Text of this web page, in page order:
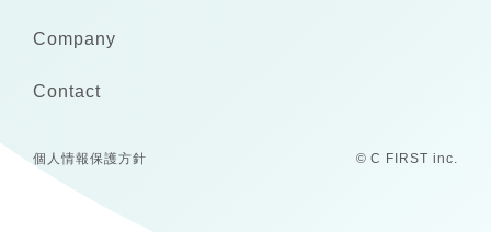
Company
Contact
個人情報保護方針 © C FIRST inc.